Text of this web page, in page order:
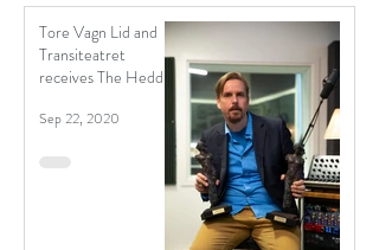
Tore Vagn Lid and
Transiteatret
receives The Hedda
Sep 22, 2020